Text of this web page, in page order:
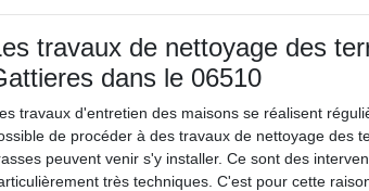
travaux de nettoyage des
dans le 06510
travaux d'entretien des maisons se réalisent
de procéder à des travaux de nettoyage des
peuvent venir s'y installer. Ce sont des
très techniques. C'est pour cette